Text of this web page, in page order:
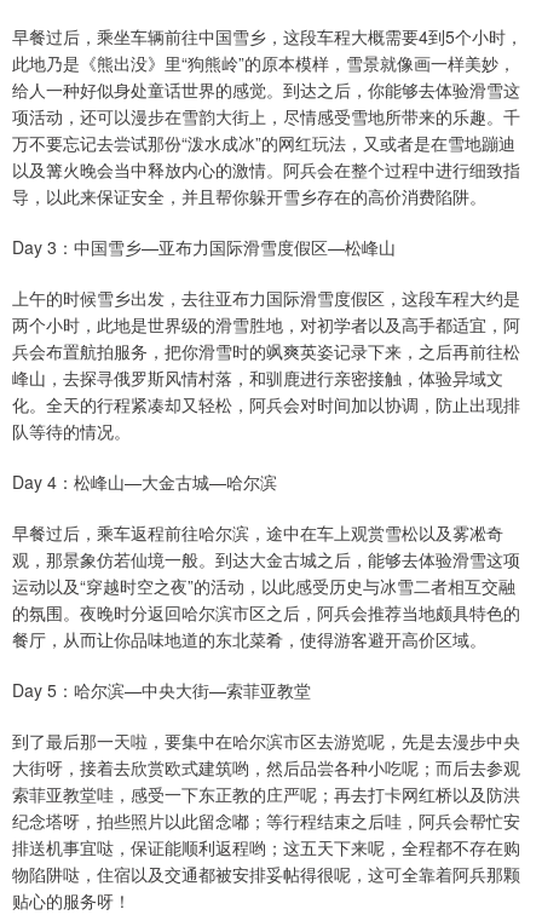
早餐过后，乘坐车辆前往中国雪乡，这段车程大概需要4到5个小时，
此地乃是《熊出没》里“狗熊岭”的原本模样，雪景就像画一样美妙，
给人一种好似身处童话世界的感觉。到达之后，你能够去体验滑雪这
项活动，还可以漫步在雪韵大街上，尽情感受雪地所带来的乐趣。千
万不要忘记去尝试那份“泼水成冰”的网红玩法，又或者是在雪地蹦迪
以及篝火晚会当中释放内心的激情。阿兵会在整个过程中进行细致指
导，以此来保证安全，并且帮你躲开雪乡存在的高价消费陷阱。
Day 3：中国雪乡—亚布力国际滑雪度假区—松峰山
上午的时候雪乡出发，去往亚布力国际滑雪度假区，这段车程大约是
两个小时，此地是世界级的滑雪胜地，对初学者以及高手都适宜，阿
兵会布置航拍服务，把你滑雪时的飒爽英姿记录下来，之后再前往松
峰山，去探寻俄罗斯风情村落，和驯鹿进行亲密接触，体验异域文
化。全天的行程紧凑却又轻松，阿兵会对时间加以协调，防止出现排
队等待的情况。
Day 4：松峰山—大金古城—哈尔滨
早餐过后，乘车返程前往哈尔滨，途中在车上观赏雪松以及雾凇奇
观，那景象仿若仙境一般。到达大金古城之后，能够去体验滑雪这项
运动以及“穿越时空之夜”的活动，以此感受历史与冰雪二者相互交融
的氛围。夜晚时分返回哈尔滨市区之后，阿兵会推荐当地颇具特色的
餐厅，从而让你品味地道的东北菜肴，使得游客避开高价区域。
Day 5：哈尔滨—中央大街—索菲亚教堂
到了最后那一天啦，要集中在哈尔滨市区去游览呢，先是去漫步中央
大街呀，接着去欣赏欧式建筑哟，然后品尝各种小吃呢；而后去参观
索菲亚教堂哇，感受一下东正教的庄严呢；再去打卡网红桥以及防洪
纪念塔呀，拍些照片以此留念嘟；等行程结束之后哇，阿兵会帮忙安
排送机事宜哒，保证能顺利返程哟；这五天下来呢，全程都不存在购
物陷阱哒，住宿以及交通都被安排妥帖得很呢，这可全靠着阿兵那颗
贴心的服务呀！